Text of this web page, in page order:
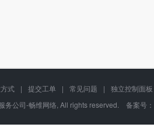
式 | 提交工单 | 常见问题 |
独立控制面板
务公司-畅维网络, All rights reserved. 备案号：